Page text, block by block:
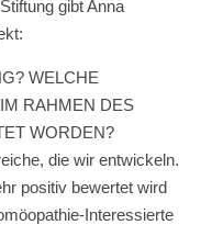
gibt Anna
WELCHE
RAHMEN DES
WORDEN?
die wir entwickeln.
positiv bewertet wird
Interessierte